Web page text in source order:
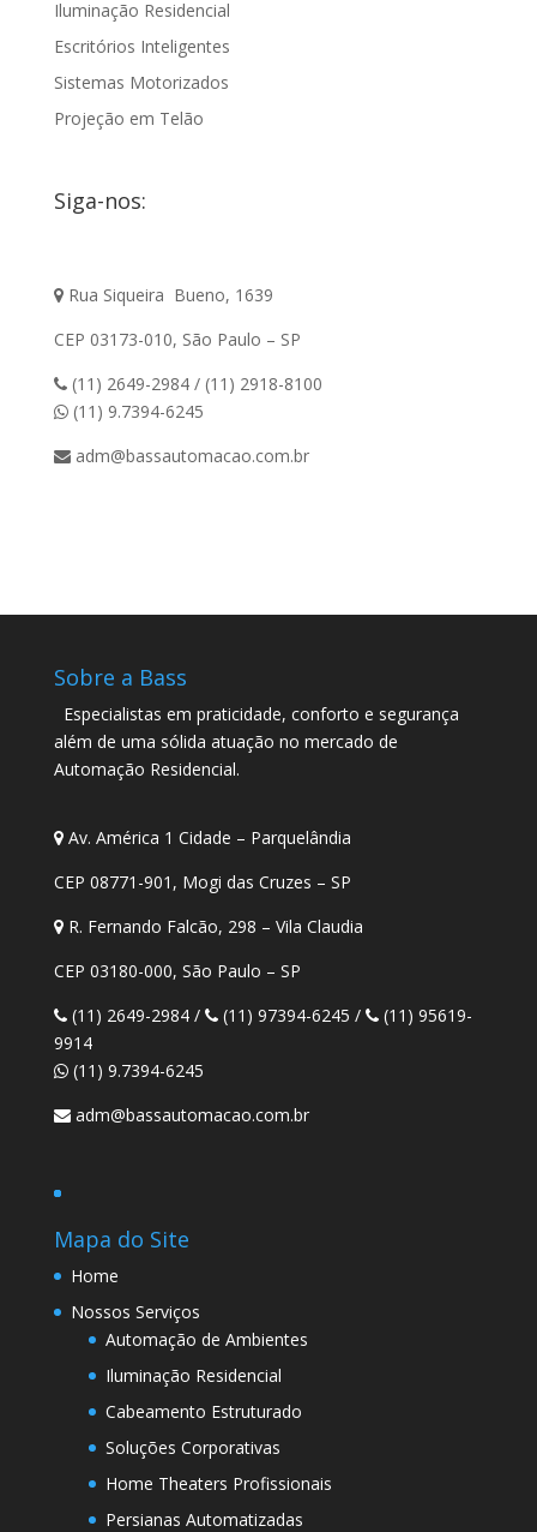
Iluminação Residencial
Escritórios Inteligentes
Sistemas Motorizados
Projeção em Telão
Siga-nos:
Rua Siqueira Bueno, 1639
CEP 03173-010, São Paulo – SP
(11) 2649-2984 / (11) 2918-8100
(11) 9.7394-6245
adm@bassautomacao.com.br
Sobre a Bass
Especialistas em praticidade, conforto e segurança
além de uma sólida atuação no mercado de
Automação Residencial.
Av. América 1 Cidade – Parquelândia
CEP 08771-901, Mogi das Cruzes – SP
R. Fernando Falcão, 298 – Vila Claudia
CEP 03180-000, São Paulo – SP
(11) 2649-2984 / (11) 97394-6245 /
(11) 95619-
9914
(11) 9.7394-6245
adm@bassautomacao.com.br
Mapa do Site
Home
Nossos Serviços
Automação de Ambientes
Iluminação Residencial
Cabeamento Estruturado
Soluções Corporativas
Home Theaters Profissionais
Persianas Automatizadas